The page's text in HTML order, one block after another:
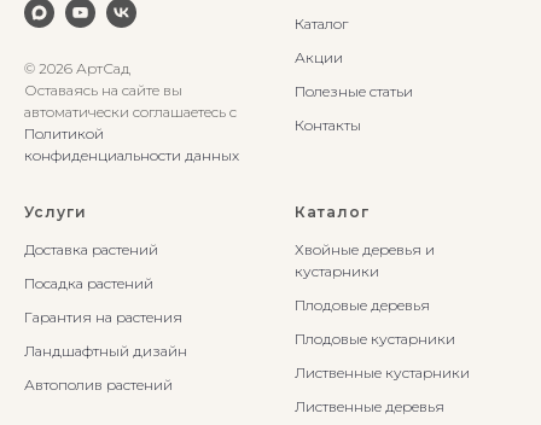
© 2026 АртСад
Оставаясь на сайте вы
автоматически соглашаетесь с
Политикой
конфиденциальности данных
Каталог
Акции
Полезные статьи
Контакты
Услуги
Доставка растений
Посадка растений
Гарантия на растения
Ландшафтный дизайн
Автополив растений
Каталог
Хвойные деревья и
кустарники
Плодовые деревья
Плодовые кустарники
Лиственные кустарники
Лиственные деревья